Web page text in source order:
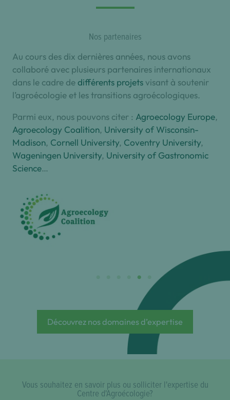
Nos partenaires
Au cours des dix dernières années, nous avons
collaboré avec plusieurs partenaires internationaux
dans le cadre dedifférents projets visant à soutenir
l’agroécologie et les transitions agroécologiques.
Parmi eux, nous pouvons citer : Agroecology Europe,
Agroecology Coalition, University of Wisconsin-
Madison, Cornell University, Coventry University,
Wageningen University, University of Gastronomic
Science…
Découvrez nos domaines d’expertise
Vous souhaitez en savoir plus ou solliciter l'expertise du
Centre d'Agroécologie?